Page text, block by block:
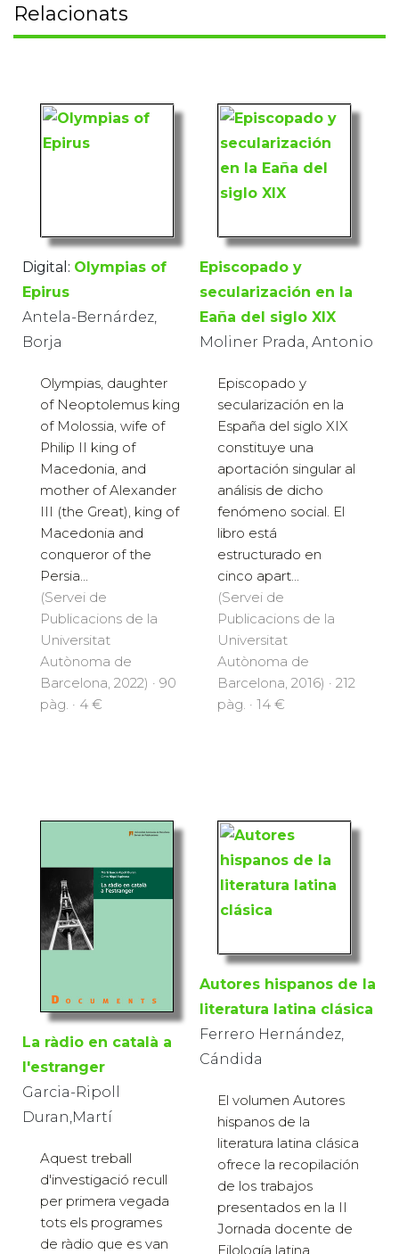
Relacionats
Digital: Olympias of
Epirus
Antela-Bernárdez,
Borja
Olympias, daughter
of Neoptolemus king
of Molossia, wife of
Philip II king of
Macedonia, and
mother of Alexander
III (the Great), king of
Macedonia and
conqueror of the
Persia...
(Servei de
Publicacions de la
Universitat
Autònoma de
Barcelona, 2022) · 90
pàg. · 4 €
Episcopado y
secularización en la
Eaña del siglo XIX
Moliner Prada, Antonio
Episcopado y
secularización en la
España del siglo XIX
constituye una
aportación singular al
análisis de dicho
fenómeno social. El
libro está
estructurado en
cinco apart...
(Servei de
Publicacions de la
Universitat
Autònoma de
Barcelona, 2016) · 212
pàg. · 14 €
La ràdio en català a
l'estranger
Garcia-Ripoll
Duran,Martí
Aquest treball
d'investigació recull
per primera vegada
tots els programes
de ràdio que es van
Autores hispanos de la
literatura latina clásica
Ferrero Hernández,
Cándida
El volumen Autores
hispanos de la
literatura latina clásica
ofrece la recopilación
de los trabajos
presentados en la II
Jornada docente de
Filología latina,